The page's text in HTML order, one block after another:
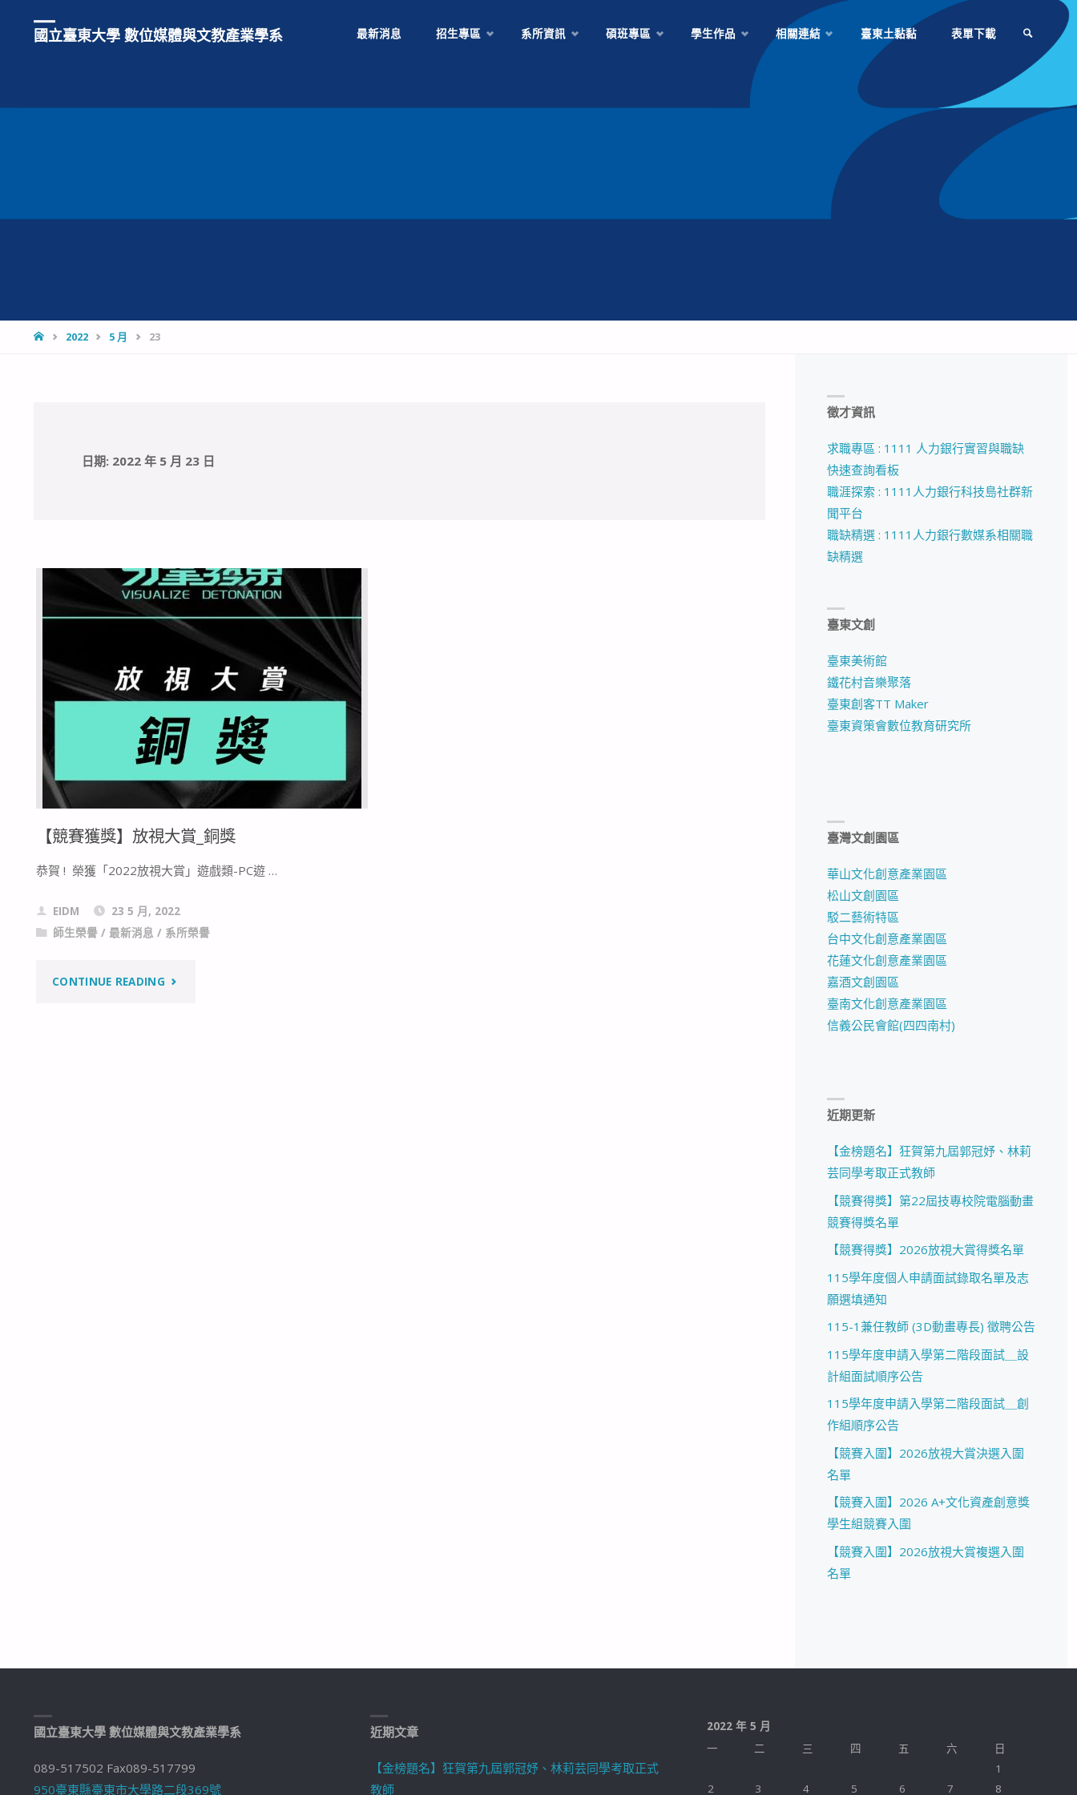
國立臺東大學 數位媒體與文教產業學系 最新消息 招生專區 系所資訊 碩班專區 學生作品 相關連結 臺東土黏黏 表單下載
HOME2022 5 月 23
日期: 2022 年 5 月 23 日
【競賽獲獎】放視大賞_銅獎
恭賀 ! 榮獲「2022放視大賞」遊戲類-PC遊 …
EIDM
23 5 月, 2022
師生榮譽 / 最新消息 / 系所榮譽
CONTINUE READING"【競
徵才資訊
求職專區 : 1111 人力銀行實習與職缺
快速查詢看板
職涯探索 : 1111人力銀行科技島社群新
聞平台
職缺精選 : 1111人力銀行數媒系相關職
缺精選
臺東文創
臺東美術館
鐵花村音樂聚落
臺東創客TT Maker
臺東資策會數位教育研究所
臺灣文創園區
華山文化創意產業園區
松山文創園區
駁二藝術特區
台中文化創意產業園區
花蓮文化創意產業園區
嘉酒文創園區
臺南文化創意產業園區
信義公民會館(四四南村)
近期更新
【金榜題名】狂賀第九屆郭冠妤、林莉
芸同學考取正式教師
【競賽得獎】第22屆技專校院電腦動畫
競賽得獎名單
【競賽得獎】2026放視大賞得獎名單
115學年度個人申請面試錄取名單及志
願選填通知
115-1兼任教師 (3D動畫專長) 徵聘公告
115學年度申請入學第二階段面試＿設
計組面試順序公告
115學年度申請入學第二階段面試＿創
作組順序公告
【競賽入圍】2026放視大賞決選入圍
名單
【競賽入圍】2026 A+文化資產創意獎
學生組競賽入圍
【競賽入圍】2026放視大賞複選入圍
名單
國立臺東大學 數位媒體與文教產業學系
089-517502 Fax089-517799
950臺東縣臺東市大學路二段369號
近期文章
【金榜題名】狂賀第九屆郭冠妤、林莉芸同學考取正式
教師
2022 年 5 月
一
二 三 四 五 六
日
1
2
3 4 5 6 7 8